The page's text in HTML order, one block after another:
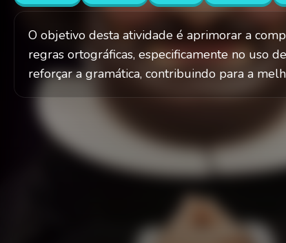
O objetivo desta atividade é aprimorar a
regras ortográficas, especificamente no uso
reforçar a gramática, contribuindo para a